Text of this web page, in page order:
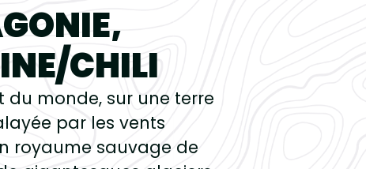
CHILI
du monde, sur une terre
par les vents
royaume sauvage de